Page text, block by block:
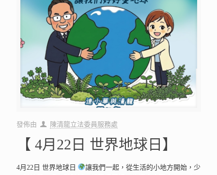
發佈由 陳清龍立法委員服務處
【 4月22日 世界地球日】
4月22日 世界地球日
讓我們一起，從生活的小地方開始，少